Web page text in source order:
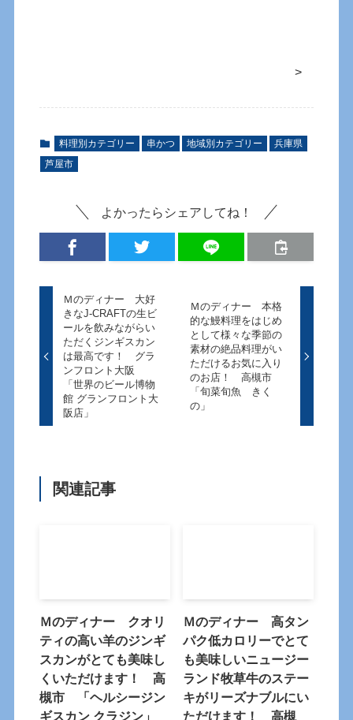
>
料理別カテゴリー 串かつ 地域別カテゴリー
兵庫県
芦屋市
よかったらシェアしてね！
Ｍのディナー 大好
きなJ-CRAFTの生ビ
ールを飲みながらい
ただくジンギスカン
は最高です！ グラ
ンフロント大阪
「世界のビール博物
館 グランフロント大
阪店」
Ｍのディナー 本格
的な鰻料理をはじめ
として様々な季節の
素材の絶品料理がい
ただけるお気に入り
のお店！ 高槻市
「旬菜旬魚 きく
の」
関連記事
Ｍのディナー クオリ
ティの高い羊のジンギ
スカンがとても美味し
くいただけます！ 高
槻市 「ヘルシージン
ギスカン クラジン」
Ｍのディナー 高タン
パク低カロリーでとて
も美味しいニュージー
ランド牧草牛のステー
キがリーズナブルにい
ただけます！ 高槻